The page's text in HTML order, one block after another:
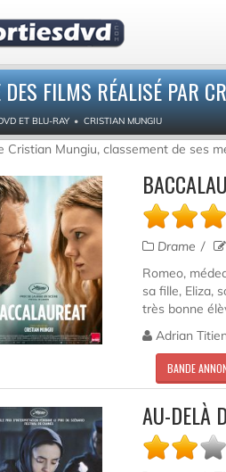
FILMS RÉALISÉ PAR
ET BLU-RAY CRISTIAN MUNGIU
Cristian Mungiu, classement de ses
Drame
Romeo,
sa fille, Eliza,
très bonne
Adrian
BANDE
AU-DELÀ